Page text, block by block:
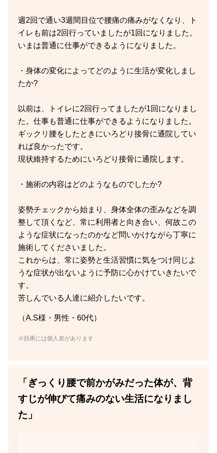
週2回で通い3週間目位で腰痛の痛みがなくなり、ト
イレも前は2回行っていましたが1回になりました。
いまは普通に仕事ができるようになりました。
・身体の変化によってどのように生活が変化しまし
たか?
以前は、トイレに2回行ってましたが1回になりまし
た。仕事も普通に仕事ができるようになりました。
ギックリ腰をしたときにいろどり接骨に通院してい
れば良かったです。
現状維持するためにいろどり接骨に通院します。
・施術の内容はどのようなものでしたか?
姿勢チェックから始まり、身体全体の歪みなどを調
整して頂くなど、常に利用者と向き合い、何故この
ような症状になったのかなど問いかけながら丁寧に
施術してくださいました。
これからは、常に姿勢と生活習慣に気をつけ同じよ
うな症状が出ないように予防に心かけていきたいで
す。
苦しんでいる人達に紹介したいです。
（A.S様・男性・60代）
※効果には個人差があります
「ぎっくり腰で前かがみだった体が、背
すじが伸びて痛みのない生活になりまし
た」